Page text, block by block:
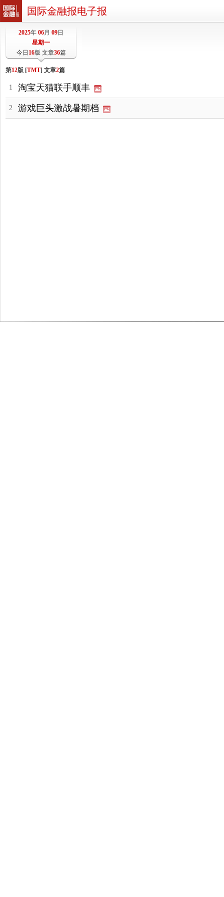
国际金融报电子报
2025年 06月 09日
星期一
今日 16版 文章36篇
第12版 [TMT] 文章2篇
1 淘宝天猫联手顺丰
2 游戏巨头激战暑期档